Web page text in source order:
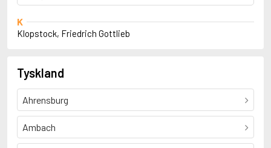
K
Klopstock, Friedrich Gottlieb
Tyskland
Ahrensburg
Ambach